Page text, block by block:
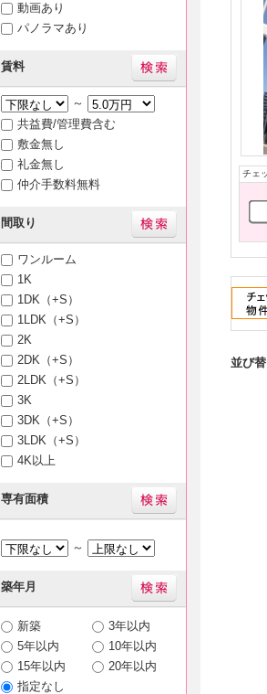
動画あり
パノラマあり
賃料
～
共益費/管理費含む
敷金無し
礼金無し
仲介手数料無料
間取り
ワンルーム
1K
1DK（+S）
1LDK（+S）
2K
2DK（+S）
2LDK（+S）
3K
3DK（+S）
3LDK（+S）
4K以上
専有面積
～
築年月
新築
3年以内
5年以内
10年以内
15年以内
20年以内
指定なし
チェ
並び替